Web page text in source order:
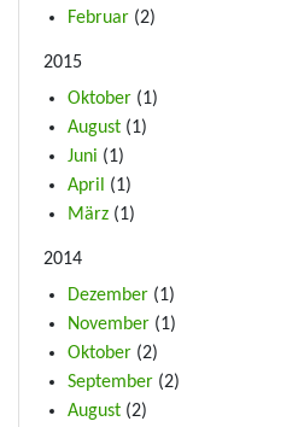
Februar (2)
2015
Oktober (1)
August (1)
Juni (1)
April
(1)
März (1)
2014
Dezember (1)
November (1)
Oktober (2)
September (2)
August (2)